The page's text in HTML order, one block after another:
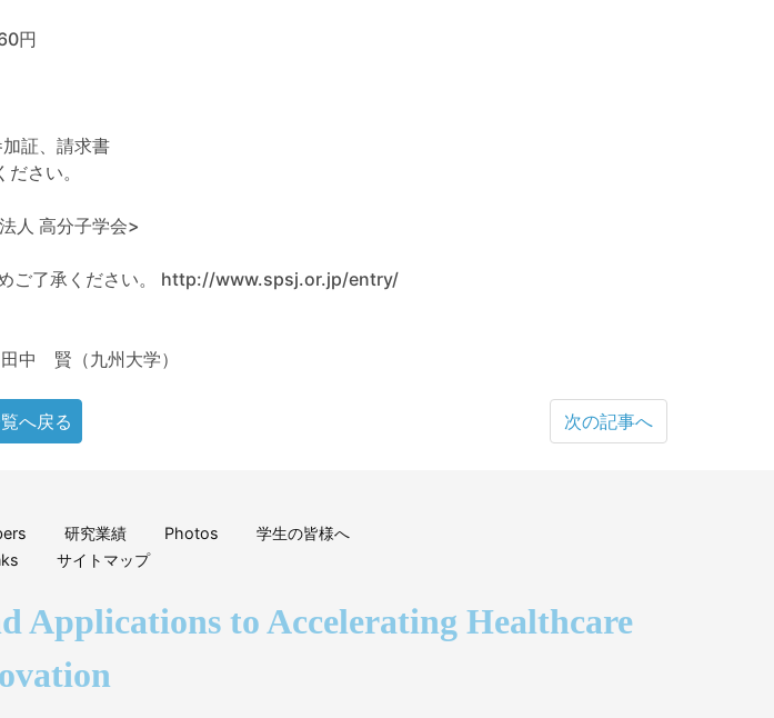
円
証、請求書
さい。
人 高分子学会>
ご了承ください。 http://www.spsj.or.jp/entry/
賢（九州大学）
次の記事へ
へ戻る
研究業績 Photos
学生の皆様へ
サイトマップ
Applications to Accelerating Healthcare